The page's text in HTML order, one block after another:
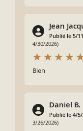
Jean
Publié le 5/
4/30/2026)
Bien
Daniel B.
Publié le 4/
3/26/2026)